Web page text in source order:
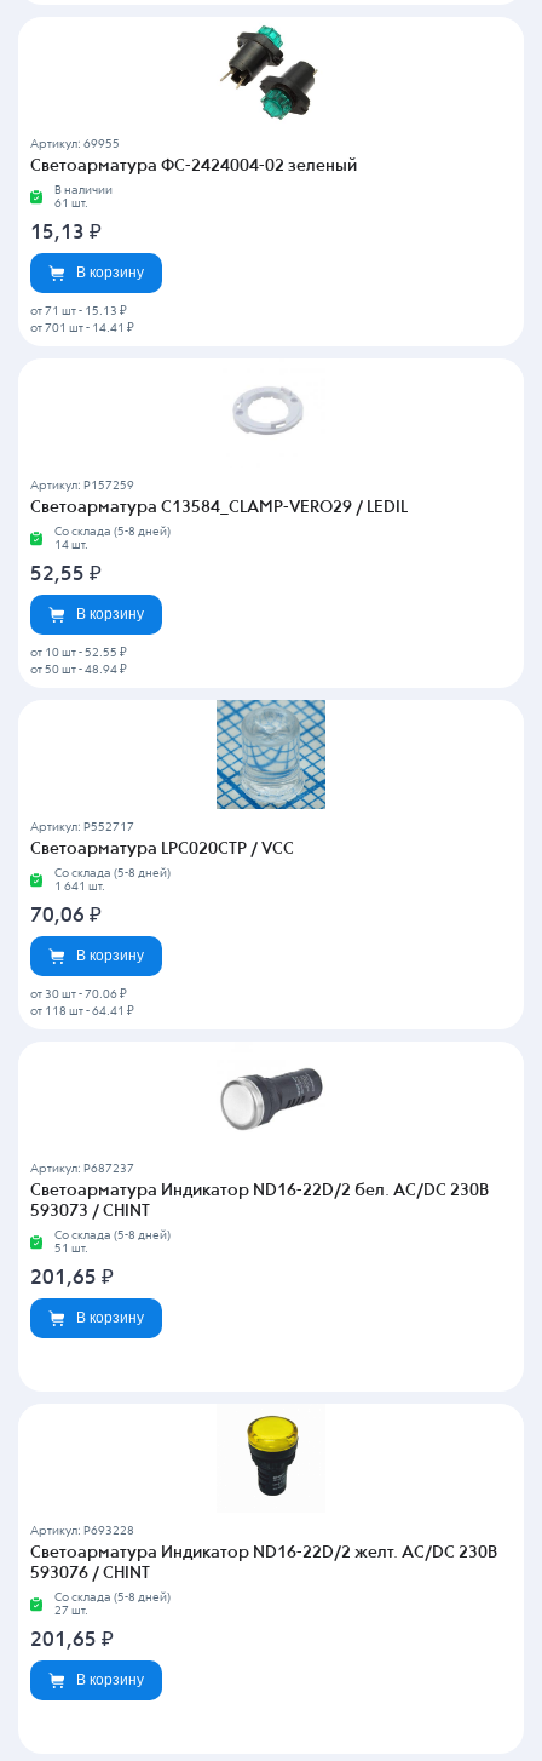
Артикул: 69955
Светоарматура ФС-2424004-02 зеленый
В наличии
61 шт.
15,13 ₽
В корзину
от 71 шт - 15.13 ₽
от 701 шт - 14.41 ₽
Артикул: P157259
Светоарматура C13584_CLAMP-VERO29 / LEDIL
Со склада (5-8 дней)
14 шт.
52,55 ₽
В корзину
от 10 шт - 52.55 ₽
от 50 шт - 48.94 ₽
Артикул: P552717
Светоарматура LPC020CTP / VCC
Со склада (5-8 дней)
1 641 шт.
70,06 ₽
В корзину
от 30 шт - 70.06 ₽
от 118 шт - 64.41 ₽
Артикул: P687237
Светоарматура Индикатор ND16-22D/2 бел. AC/DC 230В
593073 / CHINT
Со склада (5-8 дней)
51 шт.
201,65 ₽
В корзину
Артикул: P693228
Светоарматура Индикатор ND16-22D/2 желт. AC/DC 230В
593076 / CHINT
Со склада (5-8 дней)
27 шт.
201,65 ₽
В корзину